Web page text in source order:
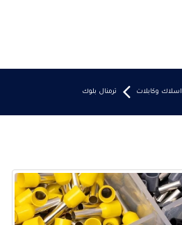
اسلاك وكابلات ترمنال بلوك